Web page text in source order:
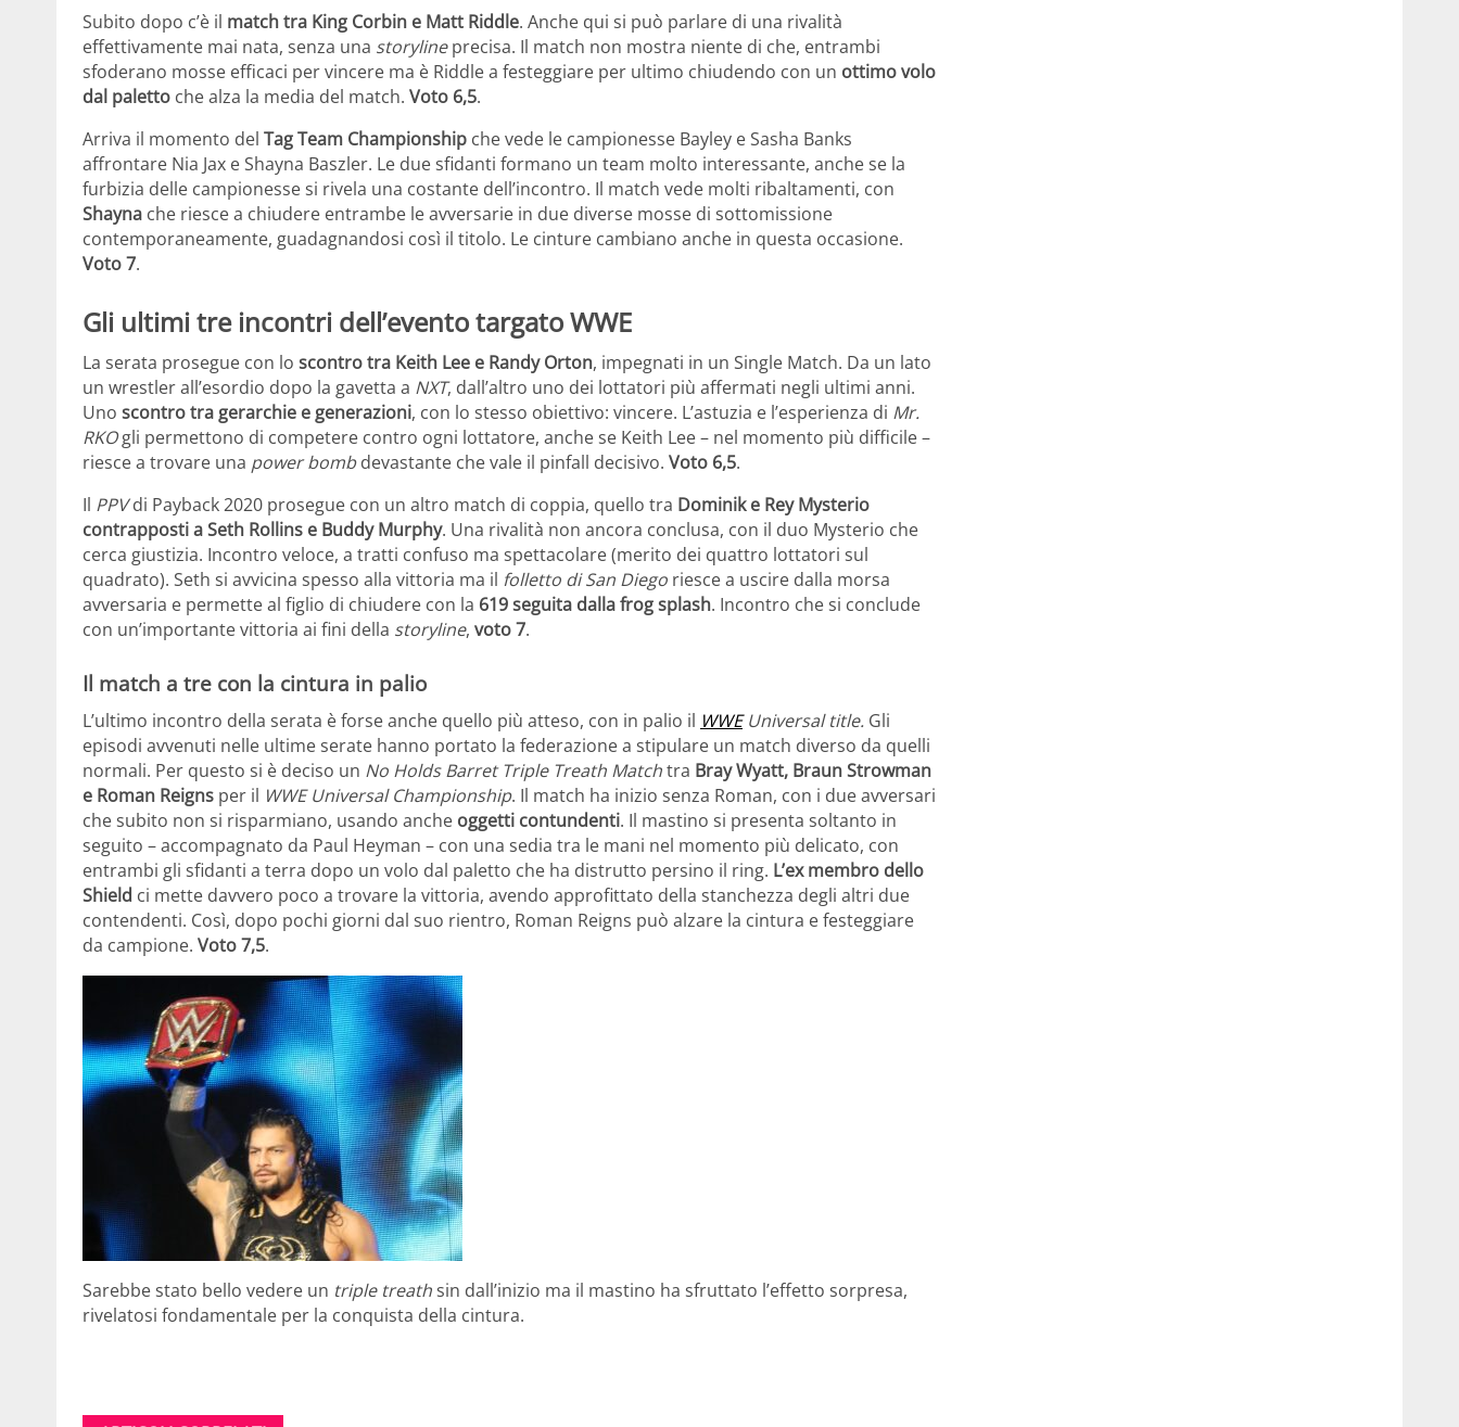
Subito dopo c’è il match tra King Corbin e Matt Riddle. Anche qui si può parlare di una rivalità
effettivamente mai nata, senza una storylineprecisa. Il match non mostra niente di che, entrambi
sfoderano mosse efficaci per vincere ma è Riddle a festeggiare per ultimo chiudendo con un ottimo volo
dal paletto che alza la media del match. Voto 6,5.
Arriva il momento del Tag Team Championship che vede le campionesse Bayley e Sasha Banks
affrontare Nia Jax e Shayna Baszler. Le due sfidanti formano un team molto interessante, anche se la
furbizia delle campionesse si rivela una costante dell’incontro. Il match vede molti ribaltamenti, con
Shayna che riesce a chiudere entrambe le avversarie in due diverse mosse di sottomissione
contemporaneamente, guadagnandosi così il titolo. Le cinture cambiano anche in questa occasione.
Voto 7.
Gli ultimi tre incontri dell’evento targato WWE
La serata prosegue con lo scontro tra Keith Lee e Randy Orton, impegnati in un Single Match. Da un lato
un wrestler all’esordio dopo la gavetta a NXT, dall’altro uno dei lottatori più affermati negli ultimi anni.
Uno scontro tra gerarchie e generazioni, con lo stesso obiettivo: vincere. L’astuzia e l’esperienza di Mr.
RKOgli permettono di competere contro ogni lottatore, anche se Keith Lee – nel momento più difficile –
riesce a trovare una power bombdevastante che vale il pinfall decisivo. Voto 6,5.
Il PPVdi Payback 2020 prosegue con un altro match di coppia, quello tra Dominik e Rey Mysterio
contrapposti a Seth Rollins e Buddy Murphy. Una rivalità non ancora conclusa, con il duo Mysterio che
cerca giustizia. Incontro veloce, a tratti confuso ma spettacolare (merito dei quattro lottatori sul
quadrato). Seth si avvicina spesso alla vittoria ma il folletto di San Diego riesce a uscire dalla morsa
avversaria e permette al figlio di chiudere con la 619 seguita dalla frog splash. Incontro che si conclude
con un’importante vittoria ai fini della storyline, voto 7.
Il match a tre con la cintura in palio
L’ultimo incontro della serata è forse anche quello più atteso, con in palio il WWEUniversal title. Gli
episodi avvenuti nelle ultime serate hanno portato la federazione a stipulare un match diverso da quelli
normali. Per questo si è deciso un No Holds Barret Triple Treath Matchtra Bray Wyatt, Braun Strowman
e Roman Reigns per il WWE Universal Championship. Il match ha inizio senza Roman, con i due avversari
che subito non si risparmiano, usando anche oggetti contundenti. Il mastino si presenta soltanto in
seguito – accompagnato da Paul Heyman – con una sedia tra le mani nel momento più delicato, con
entrambi gli sfidanti a terra dopo un volo dal paletto che ha distrutto persino il ring. L’ex membro dello
Shield ci mette davvero poco a trovare la vittoria, avendo approfittato della stanchezza degli altri due
contendenti. Così, dopo pochi giorni dal suo rientro, Roman Reigns può alzare la cintura e festeggiare
da campione. Voto 7,5.
Sarebbe stato bello vedere un triple treathsin dall’inizio ma il mastino ha sfruttato l’effetto sorpresa,
rivelatosi fondamentale per la conquista della cintura.